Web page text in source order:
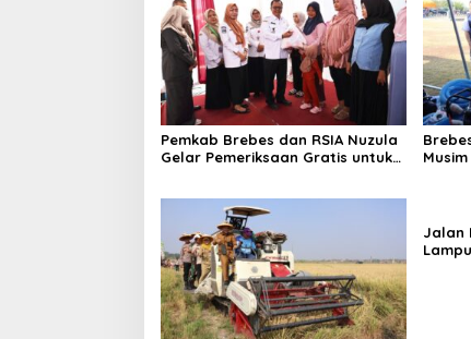
Pemkab Brebes dan RSIA Nuzula
Gelar Pemeriksaan Gratis untuk
Jalan